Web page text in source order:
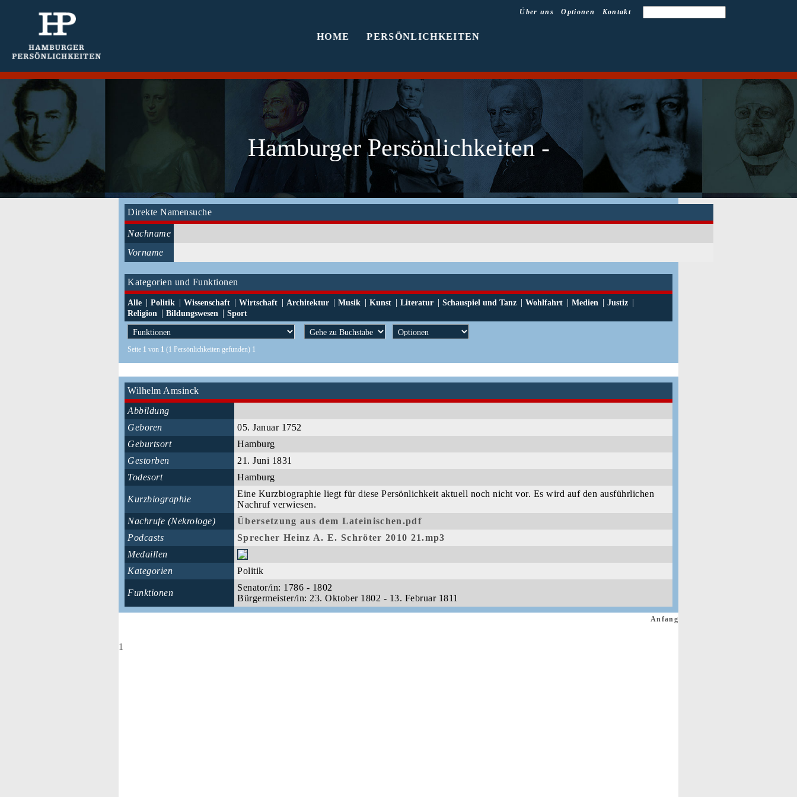
HOME PERSÖNLICHKEITEN
Über uns Optionen Kontakt
Hamburger Persönlichkeiten -
Direkte Namensuche
Nachname
Vorname
Kategorien und Funktionen
Alle | Politik | Wissenschaft | Wirtschaft | Architektur | Musik | Kunst | Literatur | Schauspiel und Tanz | Wohlfahrt | Medien | Justiz |
Religion | Bildungswesen | Sport
Seite 1 von 1 (1 Persönlichkeiten gefunden) 1
Wilhelm Amsinck
Abbildung
Geboren
05. Januar 1752
Geburtsort
Hamburg
Gestorben
21. Juni 1831
Todesort
Hamburg
Kurzbiographie
Eine Kurzbiographie liegt für diese Persönlichkeit aktuell noch nicht vor. Es wird auf den ausführlichen
Nachruf verwiesen.
Nachrufe (Nekrologe)
Übersetzung aus dem Lateinischen.pdf
Podcasts
Sprecher Heinz A. E. Schröter 2010 21.mp3
Medaillen
Kategorien
Politik
Funktionen
Senator/in: 1786 - 1802
Bürgermeister/in: 23. Oktober 1802 - 13. Februar 1811
Anfang
1